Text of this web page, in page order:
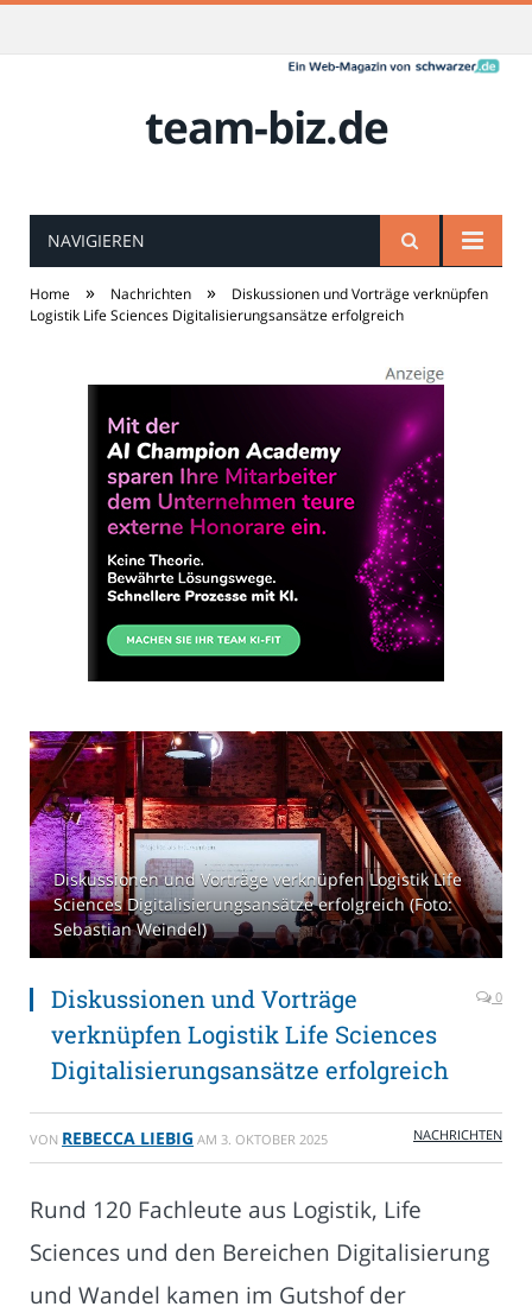
team-biz.de
NAVIGIEREN
Home » Nachrichten »
Diskussionen und Vorträge verknüpfen
Logistik Life Sciences Digitalisierungsansätze erfolgreich
Diskussionen und Vorträge verknüpfen Logistik Life
Sciences Digitalisierungsansätze erfolgreich (Foto:
Sebastian Weindel)
Diskussionen und Vorträge
verknüpfen Logistik Life Sciences
Digitalisierungsansätze erfolgreich
0
VON REBECCA LIEBIG AM 3. OKTOBER 2025 NACHRICHTEN
Rund 120 Fachleute aus Logistik, Life
Sciences und den Bereichen Digitalisierung
und Wandel kamen im Gutshof der